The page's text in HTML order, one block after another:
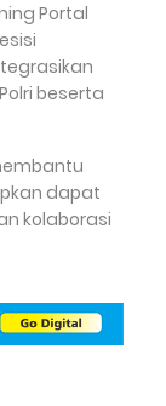
Portal
beserta
dapat
kolaborasi